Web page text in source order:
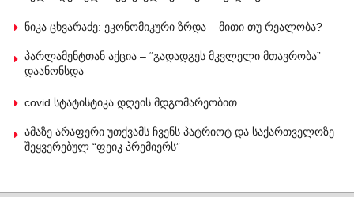
ნიკა ცხვარაძე: ეკონომიკური ზრდა – მითი თუ რეალობა?
პარლამენტთან აქცია – “გადადგეს მკვლელი მთავრობა”
დაანონსდა
covid სტატისტიკა დღეის მდგომარეობით
ამაზე არაფერი უთქვამს ჩვენს პატრიოტ და საქართველოზე
შეყვერებულ “ფეიკ პრემიერს”